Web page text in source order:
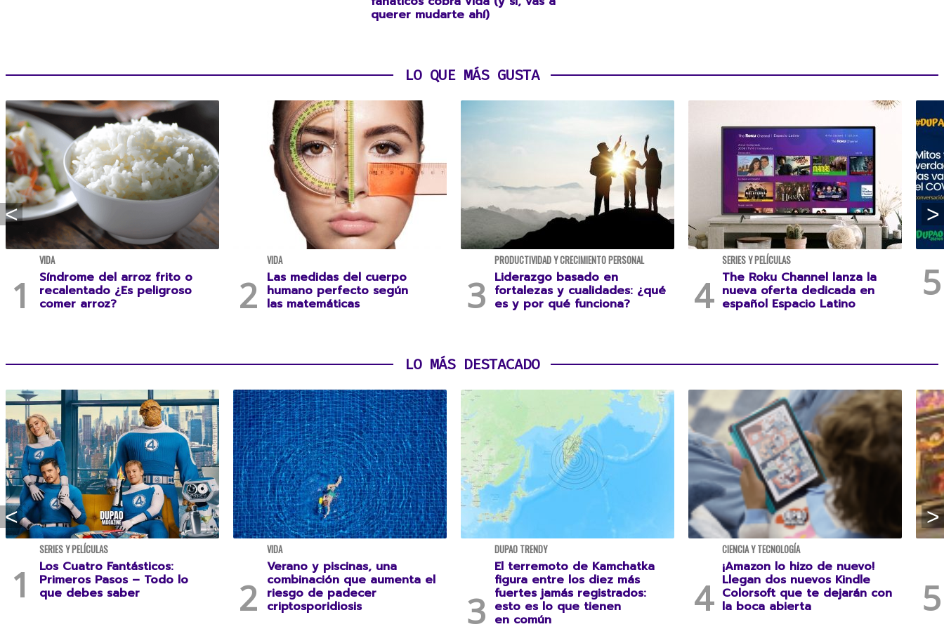
querer mudarte ahí)
LO QUE MÁS GUSTA
VIDA
Síndrome del arroz frito o
recalentado ¿Es peligroso
comer arroz?
VIDA
Las medidas del cuerpo
humano perfecto según
las matemáticas
PRODUCTIVIDAD Y CRECIMIENTO PERSONAL
Liderazgo basado en
fortalezas y cualidades: ¿qué
es y por qué funciona?
SERIES Y PELÍCULAS
The Roku Channel lanza la
nueva oferta dedicada en
español Espacio Latino
LO MÁS DESTACADO
SERIES Y PELÍCULAS
Los Cuatro Fantásticos:
Primeros Pasos – Todo lo
que debes saber
VIDA
Verano y piscinas, una
combinación que aumenta el
riesgo de padecer
criptosporidiosis
DUPAO TRENDY
El terremoto de Kamchatka
figura entre los diez más
fuertes jamás registrados:
esto es lo que tienen
en común
CIENCIA Y TECNOLOGÍA
¡Amazon lo hizo de nuevo!
Llegan dos nuevos Kindle
Colorsoft que te dejarán con
la boca abierta